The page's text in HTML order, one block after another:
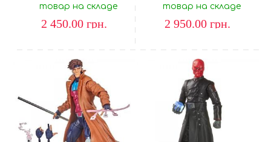
товар на складе
2 450.00 грн.
товар на складе
2 950.00 грн.